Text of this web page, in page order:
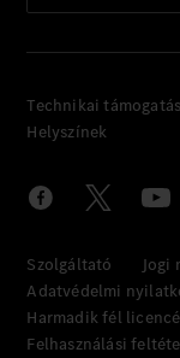
Technikai
Helyszínek
Szolgáltató Jogi
Adatvédelmi
Harmadik fél
Felhasználási